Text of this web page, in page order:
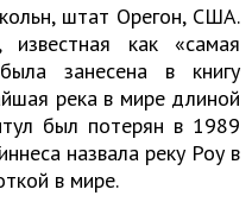
штат Орегон, США.
известная как «самая
занесена в книгу
река в мире длиной
был потерян в 1989
назвала реку Роу в
в мире.